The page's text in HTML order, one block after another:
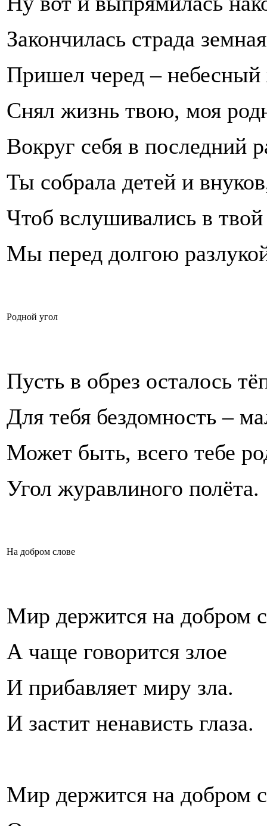
Закончилась страда
Пришел черед –
Снял жизнь твою, моя
Вокруг себя в последний
Ты собрала детей и
Чтоб вслушивались в твой
Мы перед долгою
Родной угол
Пусть в обрез осталось
Для тебя бездомность –
Может быть, всего тебе
Угол журавлиного полёта.
На добром слове
Мир держится на добром
А чаще говорится злое
И прибавляет миру зла.
И застит ненависть глаза.
Мир держится на добром